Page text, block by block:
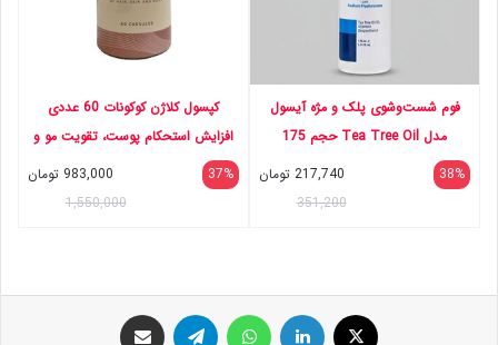
فوم شست‌وشوی پلک و مژه آیسول
مدل Tea Tree Oil حجم 175
میلی‌لیتر
38%
217,740 تومان
351,200
کپسول کلاژن کوکونات 60 عددی
افزایش استحکام پوست، تقویت مو و
ناخن، حاوی ویتامین C و روغن نارگیل
37%
983,000 تومان
1,550,000
ایکس لینکداین تلگرام